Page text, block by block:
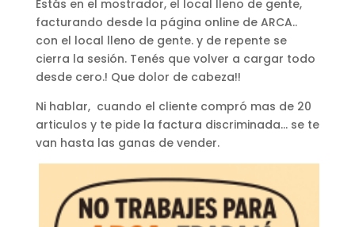
Estás en el mostrador, el local lleno de gente,
facturando desde la página online de ARCA..
con el local lleno de gente. y de repente se
cierra la sesión. Tenés que volver a cargar todo
desde cero.! Que dolor de cabeza!!
Ni hablar, cuando el cliente compró mas de 20
articulos y te pide la factura discriminada… se te
van hasta las ganas de vender.